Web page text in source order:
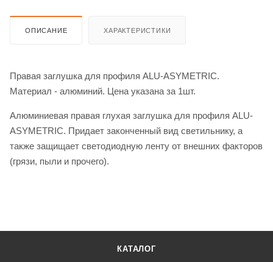
ОПИСАНИЕ ХАРАКТЕРИСТИКИ
Правая заглушка для профиля ALU-ASYMETRIC.
Материал - алюминий. Цена указана за 1шт.
Алюминиевая правая глухая заглушка для профиля ALU-
ASYMETRIC. Придает законченный вид светильнику, а
также защищает светодиодную ленту от внешних факторов
(грязи, пыли и прочего).
КАТАЛОГ